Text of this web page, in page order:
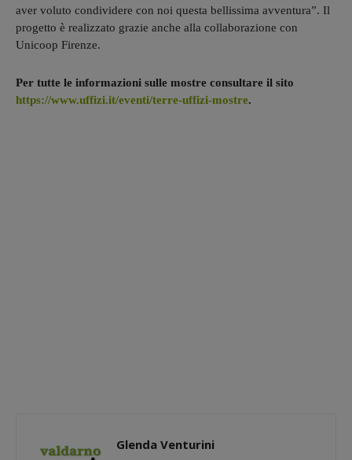
aver voluto condividere con noi questa bellissima avventura”. Il
progetto è realizzato grazie anche alla collaborazione con
Unicoop Firenze.
Per tutte le informazioni sulle mostre consultare il sito
https://www.uffizi.it/eventi/terre-uffizi-mostre.
Glenda Venturini